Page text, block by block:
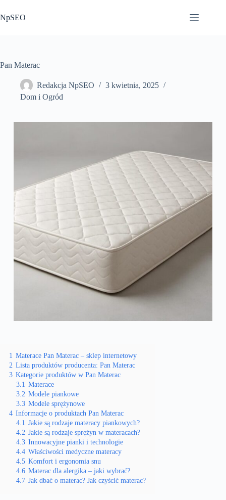
do
treści
NpSEO
Pan Materac
Redakcja NpSEO
3 kwietnia, 2025
Dom i Ogród
1 Materace Pan Materac – sklep internetowy
2 Lista produktów producenta: Pan Materac
3 Kategorie produktów w Pan Materac
3.1 Materace
3.2 Modele piankowe
3.3 Modele sprężynowe
4 Informacje o produktach Pan Materac
4.1 Jakie są rodzaje materacy piankowych?
4.2 Jakie są rodzaje sprężyn w materacach?
4.3 Innowacyjne pianki i technologie
4.4 Właściwości medyczne materacy
4.5 Komfort i ergonomia snu
4.6 Materac dla alergika – jaki wybrać?
4.7 Jak dbać o materac? Jak czyścić materac?